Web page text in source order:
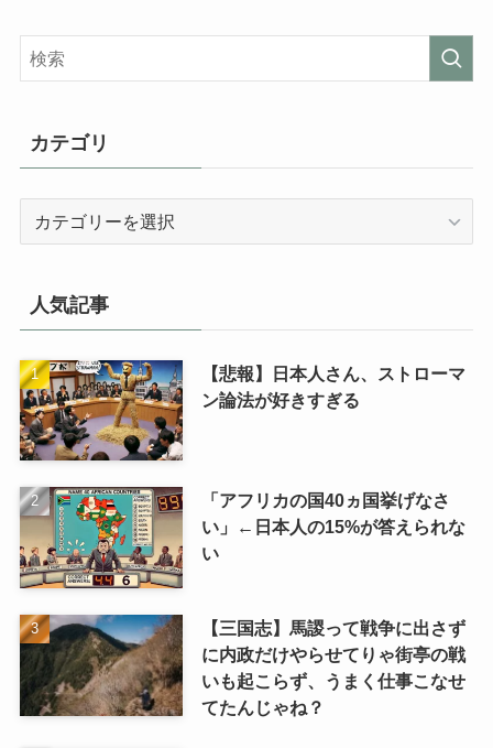
カテゴリ
人気記事
【悲報】日本人さん、ストローマ
ン論法が好きすぎる
「アフリカの国40ヵ国挙げなさ
い」←日本人の15%が答えられな
い
【三国志】馬謖って戦争に出さず
に内政だけやらせてりゃ街亭の戦
いも起こらず、うまく仕事こなせ
てたんじゃね？